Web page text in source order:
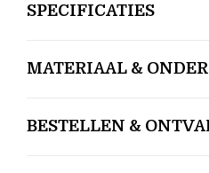
SPECIFICATIES
MATERIAAL &
BESTELLEN &